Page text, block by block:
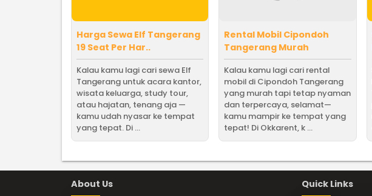
Harga Sewa Elf Tangerang
19 Seat Per Har..
Kalau kamu lagi cari sewa Elf
Tangerang untuk acara kantor,
wisata keluarga, study tour,
atau hajatan, tenang aja —
kamu udah nyasar ke tempat
yang tepat. Di ...
Rental Mobil Cipondoh
Tangerang Murah
Kalau kamu lagi cari rental
mobil di Cipondoh Tangerang
yang murah tapi tetap nyaman
dan terpercaya, selamat—
kamu mampir ke tempat yang
tepat! Di Okkarent, k ...
About Us Quick Links